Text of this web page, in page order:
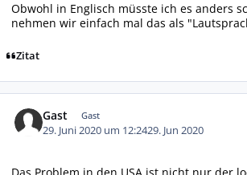
Obwohl in Englisch müsste ich es anders
nehmen wir einfach mal das als
Zitat
Gast Gast
29. Juni 2020 um 12:2429. Jun 2020